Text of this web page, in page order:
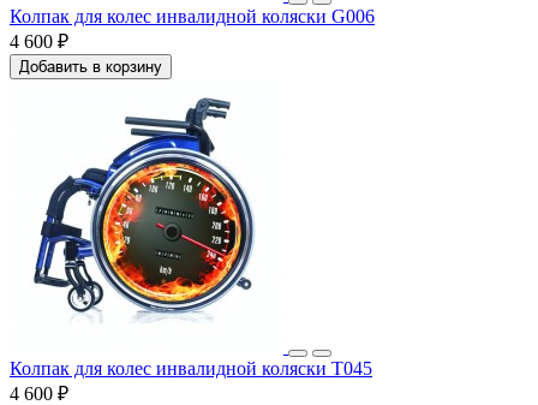
Колпак для колес инвалидной коляски G006
4 600 ₽
Добавить в корзину
Колпак для колес инвалидной коляски T045
4 600 ₽